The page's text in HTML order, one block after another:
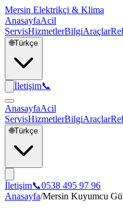
Mersin Elektrikçi & Klima
AnasayfaAcil
ServisHizmetlerBilgiAraçlar
🌐Türkçe
İletişim📞
AnasayfaAcil
ServisHizmetlerBilgiAraçlar
🌐Türkçe
İletişim📞0538 495 97 96
Anasayfa/Mersin Kuyumcu